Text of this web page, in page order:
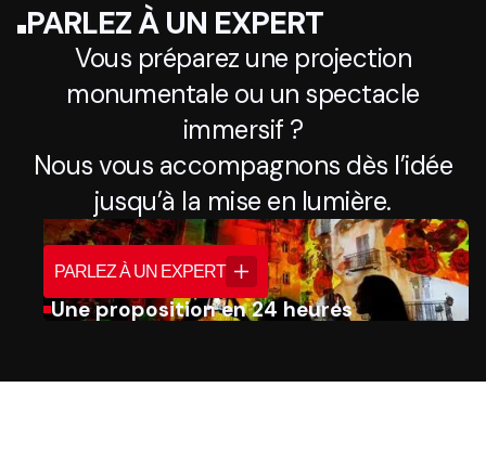
PARLEZ À UN EXPERT
Vous préparez une projection
monumentale ou un spectacle
immersif ?
Nous vous accompagnons dès l’idée
jusqu’à la mise en lumière.
PARLEZ À UN EXPERT
Une proposition en 24 heures